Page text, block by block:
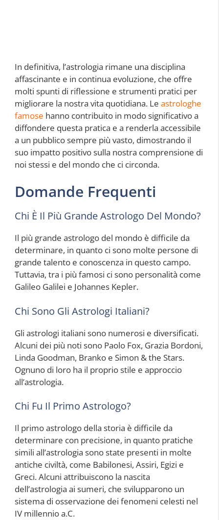
In definitiva, l’astrologia rimane una disciplina
affascinante e in continua evoluzione, che offre
molti spunti di riflessione e strumenti pratici per
migliorare la nostra vita quotidiana. Le astrologhe
famose hanno contribuito in modo significativo a
diffondere questa pratica e a renderla accessibile
a un pubblico sempre più vasto, dimostrando il
suo impatto positivo sulla nostra comprensione di
noi stessi e del mondo che ci circonda.
Domande Frequenti
Chi È Il Più Grande Astrologo Del Mondo?
Il più grande astrologo del mondo è difficile da
determinare, in quanto ci sono molte persone di
grande talento e conoscenza in questo campo.
Tuttavia, tra i più famosi ci sono personalità come
Galileo Galilei e Johannes Kepler.
Chi Sono Gli Astrologi Italiani?
Gli astrologi italiani sono numerosi e diversificati.
Alcuni dei più noti sono Paolo Fox, Grazia Bordoni,
Linda Goodman, Branko e Simon & the Stars.
Ognuno di loro ha il proprio stile e approccio
all’astrologia.
Chi Fu Il Primo Astrologo?
Il primo astrologo della storia è difficile da
determinare con precisione, in quanto pratiche
simili all’astrologia sono state presenti in molte
antiche civiltà, come Babilonesi, Assiri, Egizi e
Greci. Alcuni attribuiscono la nascita
dell’astrologia ai sumeri, che svilupparono un
sistema di osservazione dei fenomeni celesti nel
IV millennio a.C.